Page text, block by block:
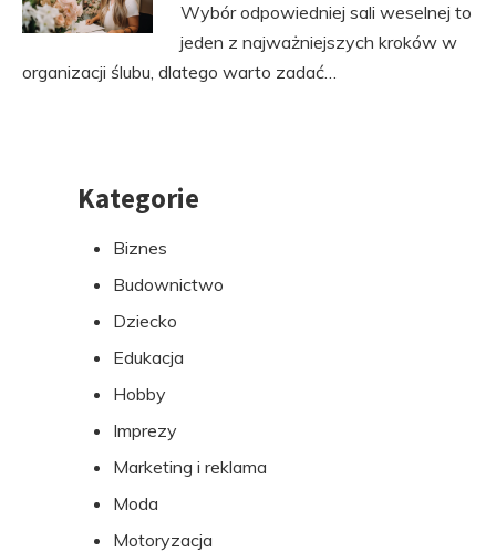
Wybór odpowiedniej sali weselnej to
jeden z najważniejszych kroków w
organizacji ślubu, dlatego warto zadać…
PrzejdźKategorie
Biznes
Budownictwo
Dziecko
Edukacja
Hobby
Imprezy
Marketing i reklama
Moda
Motoryzacja